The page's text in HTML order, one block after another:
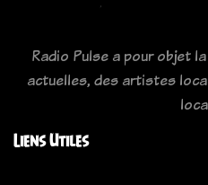
Radio Pulse a pour objet
actuelles, des artistes
Liens Utiles